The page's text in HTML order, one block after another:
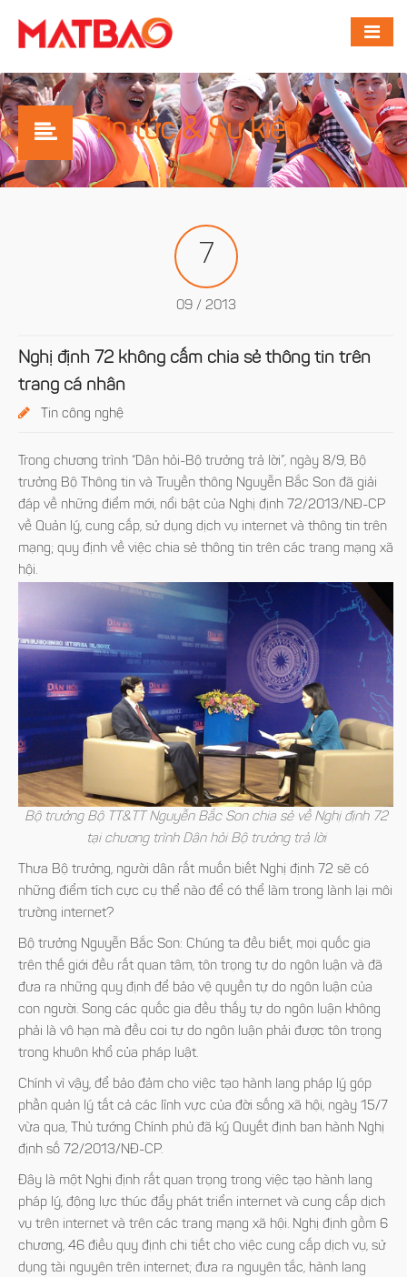
Tin tức & Sự kiện
7
09 / 2013
Nghị định 72 không cấm chia sẻ thông tin trên
trang cá nhân
Tin công nghệ
Trong chương trình “Dân hỏi-Bộ trưởng trả lời”, ngày 8/9, Bộ
trưởng Bộ Thông tin và Truyền thông Nguyễn Bắc Son đã giải
đáp về những điểm mới, nổi bật của Nghị định 72/2013/NĐ-CP
về Quản lý, cung cấp, sử dụng dịch vụ internet và thông tin trên
mạng; quy định về việc chia sẻ thông tin trên các trang mạng xã
hội.
Bộ trưởng Bộ TT&TT Nguyễn Bắc Son chia sẻ về Nghị định 72
tại chương trình Dân hỏi Bộ trưởng trả lời
Thưa Bộ trưởng, người dân rất muốn biết Nghị định 72 sẽ có
những điểm tích cực cụ thể nào để có thể làm trong lành lại môi
trường internet?
Bộ trưởng Nguyễn Bắc Son: Chúng ta đều biết, mọi quốc gia
trên thế giới đều rất quan tâm, tôn trọng tự do ngôn luận và đã
đưa ra những quy định để bảo vệ quyền tự do ngôn luận của
con người. Song các quốc gia đều thấy tự do ngôn luận không
phải là vô hạn mà đều coi tự do ngôn luận phải được tôn trọng
trong khuôn khổ của pháp luật.
Chính vì vậy, để bảo đảm cho việc tạo hành lang pháp lý góp
phần quản lý tất cả các lĩnh vực của đời sống xã hội, ngày 15/7
vừa qua, Thủ tướng Chính phủ đã ký Quyết định ban hành Nghị
định số 72/2013/NĐ-CP.
Đây là một Nghị định rất quan trọng trong việc tạo hành lang
pháp lý, động lực thúc đẩy phát triển internet và cung cấp dịch
vụ trên internet và trên các trang mạng xã hội. Nghị định gồm 6
chương, 46 điều quy định chi tiết cho việc cung cấp dịch vụ, sử
dụng tài nguyên trên internet; đưa ra nguyên tắc, hành lang